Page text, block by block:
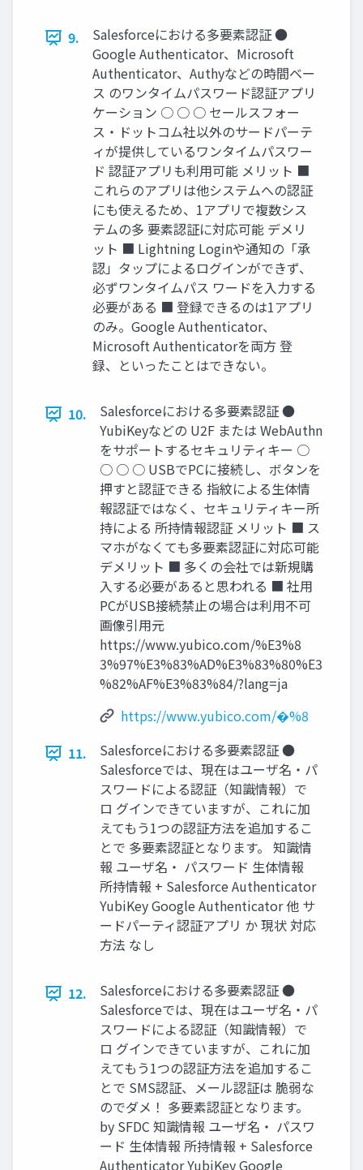
9.
Salesforceにおける多要素認証 ●
Google Authenticator、Microsoft
Authenticator、Authyなどの時間ベー
ス のワンタイムパスワード認証アプリ
ケーション ○ ○ ○ セールスフォー
ス・ドットコム社以外のサードパーテ
ィが提供しているワンタイムパスワー
ド 認証アプリも利用可能 メリット ■
これらのアプリは他システムへの認証
にも使えるため、1アプリで複数シス
テムの多 要素認証に対応可能 デメリ
ット ■ Lightning Loginや通知の「承
認」タップによるログインができず、
必ずワンタイムパス ワードを入力する
必要がある ■ 登録できるのは1アプリ
のみ。Google Authenticator、
Microsoft Authenticatorを両方 登
録、といったことはできない。
10.
Salesforceにおける多要素認証 ●
YubiKeyなどの U2F または WebAuthn
をサポートするセキュリティキー ○
○ ○ ○ USBでPCに接続し、ボタンを
押すと認証できる 指紋による生体情
報認証ではなく、セキュリティキー所
持による 所持情報認証 メリット ■ ス
マホがなくても多要素認証に対応可能
デメリット ■ 多くの会社では新規購
入する必要があると思われる ■ 社用
PCがUSB接続禁止の場合は利用不可
画像引用元
https://www.yubico.com/%E3%8
3%97%E3%83%AD%E3%83%80%E3
%82%AF%E3%83%84/?lang=ja
https://www.yubico.com/�%8
11.
Salesforceにおける多要素認証 ●
Salesforceでは、現在はユーザ名・パ
スワードによる認証（知識情報）で
ロ グインできていますが、これに加
えてもう1つの認証方法を追加するこ
とで 多要素認証となります。 知識情
報 ユーザ名・ パスワード 生体情報
所持情報 + Salesforce Authenticator
YubiKey Google Authenticator 他 サ
ードパーティ認証アプリ か 現状 対応
方法 なし
12.
Salesforceにおける多要素認証 ●
Salesforceでは、現在はユーザ名・パ
スワードによる認証（知識情報）で
ロ グインできていますが、これに加
えてもう1つの認証方法を追加するこ
とで SMS認証、メール認証は 脆弱な
のでダメ！ 多要素認証となります。
by SFDC 知識情報 ユーザ名・ パスワ
ード 生体情報 所持情報 + Salesforce
Authenticator YubiKey Google